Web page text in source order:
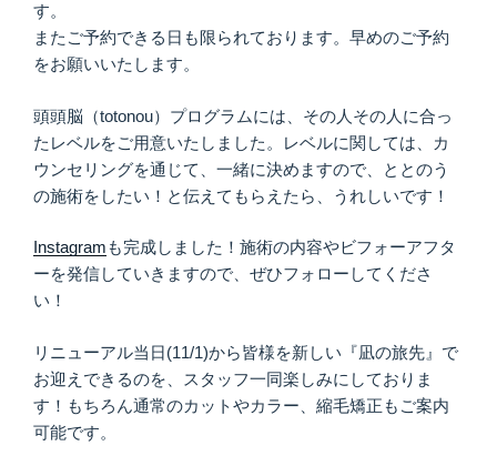
す。
またご予約できる日も限られております。早めのご予約
をお願いいたします。
頭頭脳（totonou）プログラムには、その人その人に合っ
たレベルをご用意いたしました。レベルに関しては、カ
ウンセリングを通じて、一緒に決めますので、ととのう
の施術をしたい！と伝えてもらえたら、うれしいです！
Instagram も完成しました！施術の内容やビフォーアフタ
ーを発信していきますので、ぜひフォローしてくださ
い！
リニューアル当日(11/1)から皆様を新しい『凪の旅先』で
お迎えできるのを、スタッフ一同楽しみにしておりま
す！もちろん通常のカットやカラー、縮毛矯正もご案内
可能です。